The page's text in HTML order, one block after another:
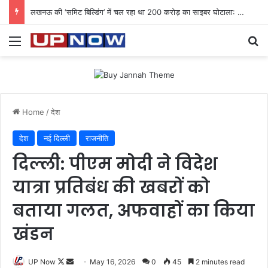
लखनऊ की ‘समिट बिल्डिंग’ में चल रहा था 200 करोड़ का साइबर घोटाला: 40 युवतियों समेत 119 गिरफ्तार
Menu
Home /देश
देश नई दिल्ली राजनीति
दिल्ली: पीएम मोदी ने विदेश
यात्रा प्रतिबंध की खबरों को
बताया गलत, अफवाहों का किया
खंडन
UP Now
Follow
Send May 16, 2026 0 45 2 minutes read